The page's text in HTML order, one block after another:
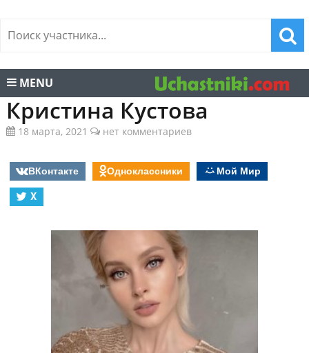
MENU
Кристина Кустова
18 марта, 2021 нет комментариев
ВКонтакте Одноклассники
Мой Мир
X